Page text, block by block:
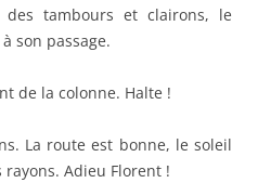
des tambours et clairons, le
son passage.
de la colonne. Halte !
La route est bonne, le soleil
Adieu Florent !